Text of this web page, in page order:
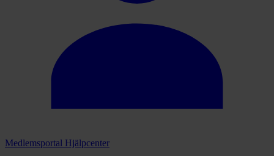
Medlemsportal Hjälpcenter